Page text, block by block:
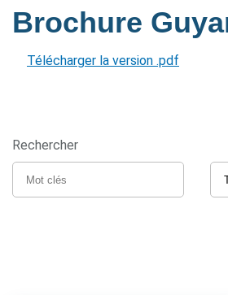
Brochure
Télécharger la version .pdf
Rechercher